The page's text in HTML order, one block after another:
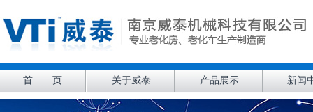
首 页 关于威泰 产品展示 新闻